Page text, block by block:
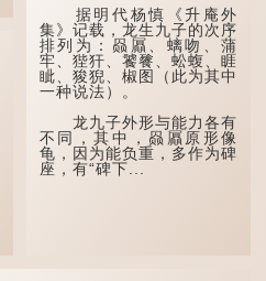
据明代杨慎《升庵外
集》记载，龙生九子的次序
排列为：赑屭、螭吻、蒲
牢、狴犴、饕餮、蚣蝮、睚
眦、狻猊、椒图（此为其中
一种说法）。
龙九子外形与能力各有
不同，其中，赑屭原形像
龟，因为能负重，多作为碑
座，有“碑下...